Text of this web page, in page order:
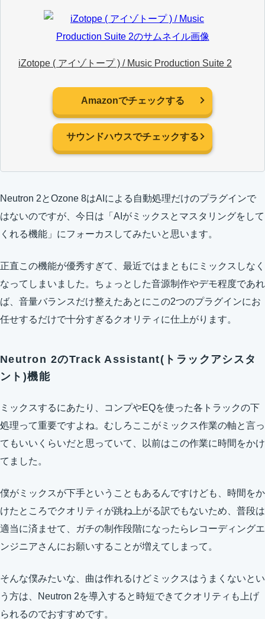
iZotope ( アイゾトープ ) / Music Production Suite 2
Amazonでチェックする
サウンドハウスでチェックする
Neutron 2とOzone 8はAIによる自動処理だけのプラグインで
はないのですが、今日は「AIがミックスとマスタリングをして
くれる機能」にフォーカスしてみたいと思います。
正直この機能が優秀すぎて、最近ではまともにミックスしなく
なってしまいました。ちょっとした音源制作やデモ程度であれ
ば、音量バランスだけ整えたあとにこの2つのプラグインにお
任せするだけで十分すぎるクオリティに仕上がります。
Neutron 2のTrack Assistant(トラックアシスタ
ント)機能
ミックスするにあたり、コンプやEQを使った各トラックの下
処理って重要ですよね。むしろここがミックス作業の軸と言っ
てもいいくらいだと思っていて、以前はこの作業に時間をかけ
てました。
僕がミックスが下手ということもあるんですけども、時間をか
けたところでクオリティが跳ね上がる訳でもないため、普段は
適当に済ませて、ガチの制作段階になったらレコーディングエ
ンジニアさんにお願いすることが増えてしまって。
そんな僕みたいな、曲は作れるけどミックスはうまくないとい
う方は、Neutron 2を導入すると時短できてクオリティも上げ
られるのでおすすめです。